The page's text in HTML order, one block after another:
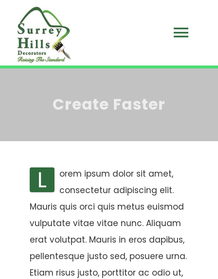
content
HOME
ABOUT US
CONTACT
Create Faster
L
orem ipsum dolor sit amet,
consectetur adipiscing elit.
Mauris quis orci quis metus euismod
vulputate vitae vitae nunc. Aliquam
erat volutpat. Mauris in eros dapibus,
pellentesque justo sed, posuere urna.
Etiam risus justo, porttitor ac odio ut,